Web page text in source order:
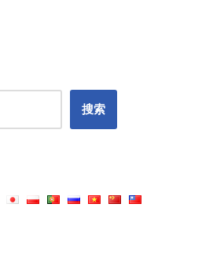
搜索